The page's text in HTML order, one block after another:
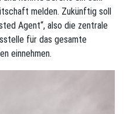
melden. Zukünftig soll
Agent“, also die zentrale
für das gesamte
einnehmen.